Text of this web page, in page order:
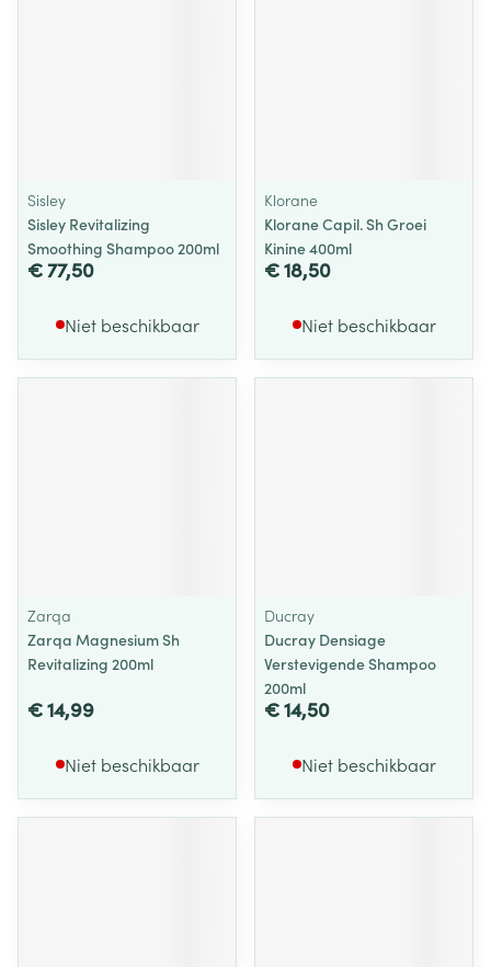
Sisley
Sisley Revitalizing
Smoothing Shampoo 200ml
€ 77,50
Niet beschikbaar
Klorane
Klorane Capil. Sh Groei
Kinine 400ml
€ 18,50
Niet beschikbaar
Zarqa
Zarqa Magnesium Sh
Revitalizing 200ml
€ 14,99
Niet beschikbaar
Ducray
Ducray Densiage
Verstevigende Shampoo
200ml
€ 14,50
Niet beschikbaar